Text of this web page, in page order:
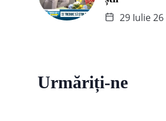
29 Iulie 26
Urmăriți-ne